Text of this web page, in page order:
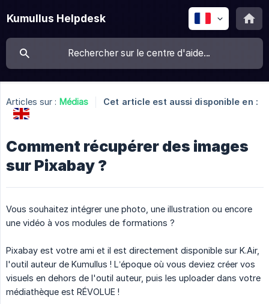
Kumullus Helpdesk
Articles sur : Médias Cet article est aussi disponible en :
Comment récupérer des images
sur Pixabay ?
Vous souhaitez intégrer une photo, une illustration ou encore
une vidéo à vos modules de formations ?
Pixabay est votre ami et il est directement disponible sur K.Air,
l'outil auteur de Kumullus ! L’époque où vous deviez créer vos
visuels en dehors de l'outil auteur, puis les uploader dans votre
médiathèque est RÉVOLUE !